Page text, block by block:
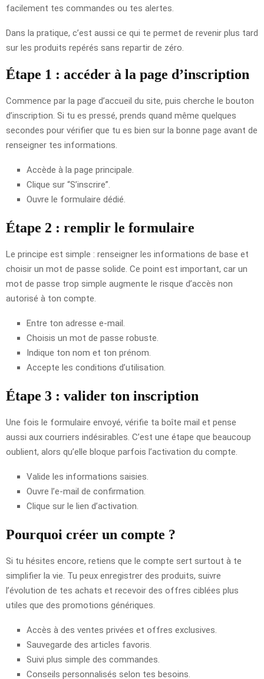
facilement tes commandes ou tes alertes.
Dans la pratique, c’est aussi ce qui te permet de revenir plus tard
sur les produits repérés sans repartir de zéro.
Étape 1 : accéder à la page d’inscription
Commence par la page d’accueil du site, puis cherche le bouton
d’inscription. Si tu es pressé, prends quand même quelques
secondes pour vérifier que tu es bien sur la bonne page avant de
renseigner tes informations.
Accède à la page principale.
Clique sur “S’inscrire”.
Ouvre le formulaire dédié.
Étape 2 : remplir le formulaire
Le principe est simple : renseigner les informations de base et
choisir un mot de passe solide. Ce point est important, car un
mot de passe trop simple augmente le risque d’accès non
autorisé à ton compte.
Entre ton adresse e-mail.
Choisis un mot de passe robuste.
Indique ton nom et ton prénom.
Accepte les conditions d’utilisation.
Étape 3 : valider ton inscription
Une fois le formulaire envoyé, vérifie ta boîte mail et pense
aussi aux courriers indésirables. C’est une étape que beaucoup
oublient, alors qu’elle bloque parfois l’activation du compte.
Valide les informations saisies.
Ouvre l’e-mail de confirmation.
Clique sur le lien d’activation.
Pourquoi créer un compte ?
Si tu hésites encore, retiens que le compte sert surtout à te
simplifier la vie. Tu peux enregistrer des produits, suivre
l’évolution de tes achats et recevoir des offres ciblées plus
utiles que des promotions génériques.
Accès à des ventes privées et offres exclusives.
Sauvegarde des articles favoris.
Suivi plus simple des commandes.
Conseils personnalisés selon tes besoins.